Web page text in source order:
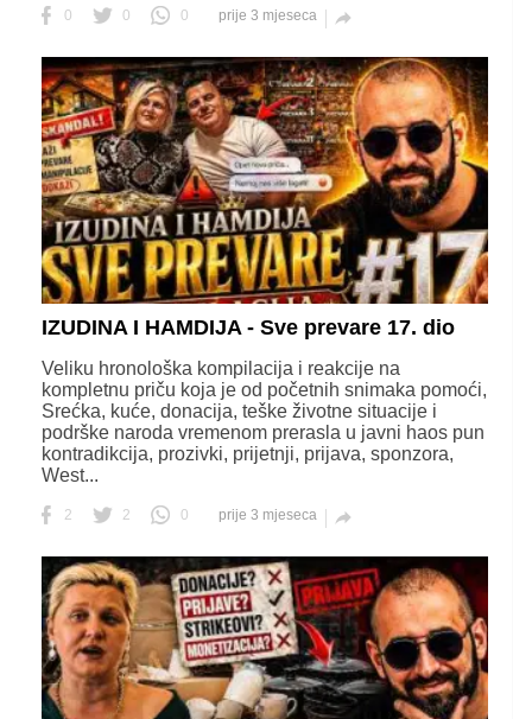
0 0 0 prije 3 mjeseca 
IZUDINA I HAMDIJA - Sve prevare 17. dio
Veliku hronološka kompilacija i reakcije na
kompletnu priču koja je od početnih snimaka pomoći,
Srećka, kuće, donacija, teške životne situacije i
podrške naroda vremenom prerasla u javni haos pun
kontradikcija, prozivki, prijetnji, prijava, sponzora,
West...
2 2 0 prije 3 mjeseca 